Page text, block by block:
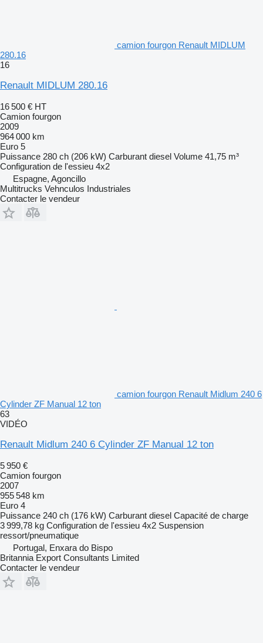
camion fourgon Renault MIDLUM
280.16
16
Renault MIDLUM 280.16
16 500 € HT
Camion fourgon
2009
964 000 km
Euro 5
Puissance 280 ch (206 kW) Carburant diesel Volume 41,75 m³
Configuration de l'essieu 4x2
Espagne, Agoncillo
Multitrucks Vehnculos Industriales
Contacter le vendeur
camion fourgon Renault Midlum 240 6
Cylinder ZF Manual 12 ton
63
VIDÉO
Renault Midlum 240 6 Cylinder ZF Manual 12 ton
5 950 €
Camion fourgon
2007
955 548 km
Euro 4
Puissance 240 ch (176 kW) Carburant diesel Capacité de charge
3 999,78 kg Configuration de l'essieu 4x2 Suspension
ressort/pneumatique
Portugal, Enxara do Bispo
Britannia Export Consultants Limited
Contacter le vendeur